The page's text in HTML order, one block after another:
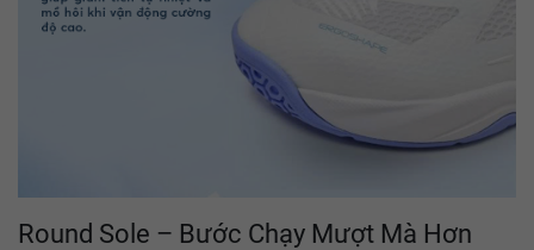
Round Sole – Bước Chạy Mượt Mà Hơn